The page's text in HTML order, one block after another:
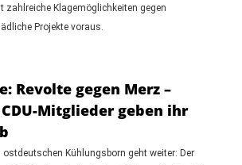
zahlreiche Klagemöglichkeiten gegen
Projekte voraus.
Revolte gegen Merz –
Mitglieder geben ihr
Kühlungsborn geht weiter: Der